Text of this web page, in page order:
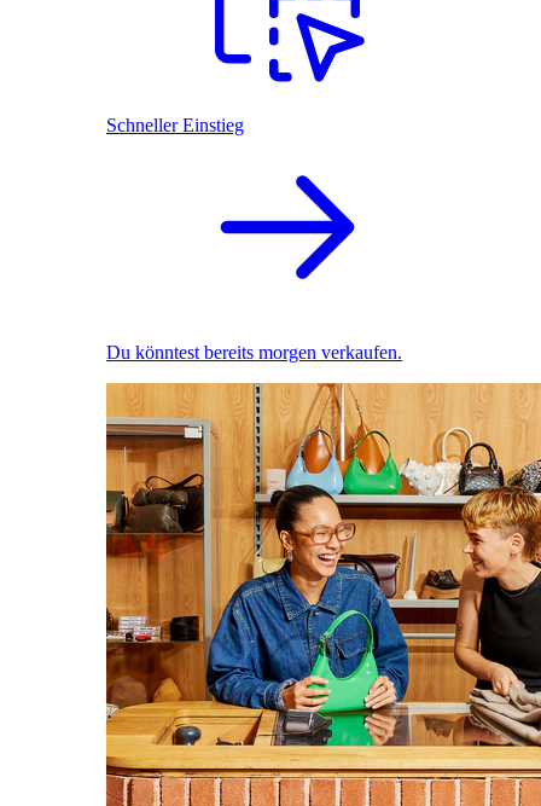
Schneller Einstieg
Du könntest bereits morgen verkaufen.